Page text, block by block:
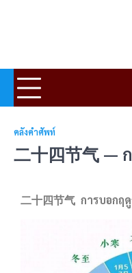
คลังคำศัพท์
二十四节气 —
二十四节气 การบอกฤ